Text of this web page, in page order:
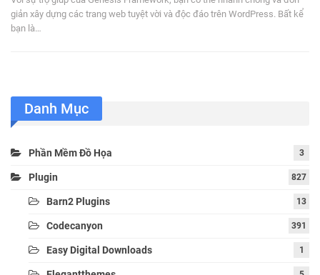
giản xây dựng các trang web tuyệt vời và độc đáo trên WordPress. Bất kể
bạn là…
Danh Mục
Phần Mềm Đồ Họa 3
Plugin 827
Barn2 Plugins 13
Codecanyon 391
Easy Digital Downloads 1